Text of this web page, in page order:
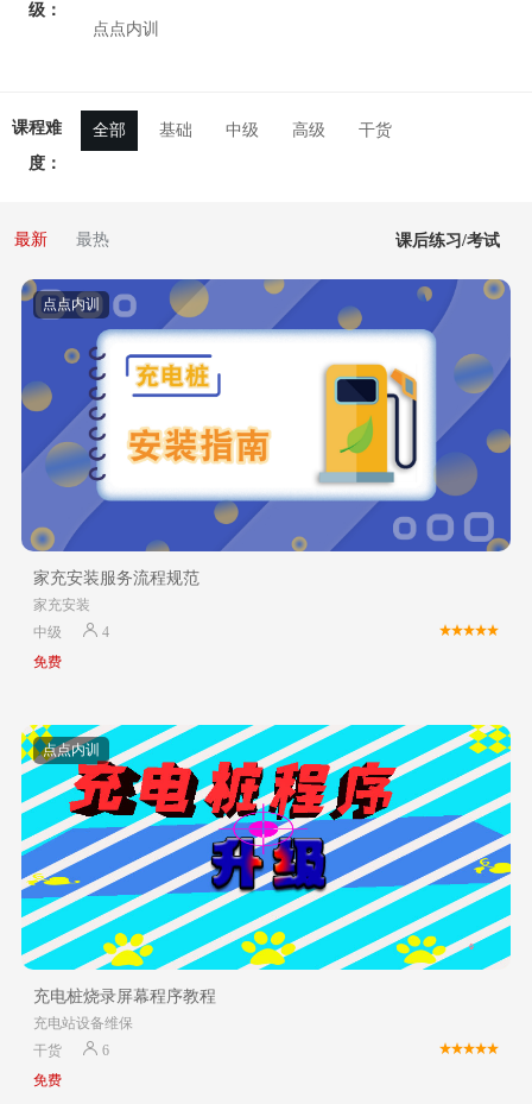
级：
点点内训
课程难
度：
全部 基础 中级 高级 干货
最新 最热 课后练习/考试
点点内训
家充安装服务流程规范
家充安装
中级
4
免费
点点内训
充电桩烧录屏幕程序教程
充电站设备维保
干货
6
免费